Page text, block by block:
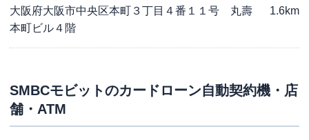
大阪府大阪市中央区本町３丁目４番１１号 丸壽
本町ビル４階
1.6km
SMBCモビットのカードローン自動契約機・店
舗・ATM